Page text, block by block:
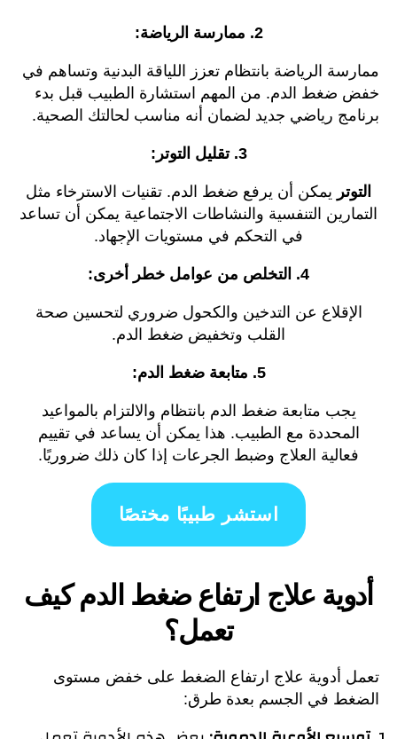
2. ممارسة الرياضة:
ممارسة الرياضة بانتظام تعزز اللياقة البدنية وتساهم في
خفض ضغط الدم. من المهم استشارة الطبيب قبل بدء
برنامج رياضي جديد لضمان أنه مناسب لحالتك الصحية.
3. تقليل التوتر:
التوتر يمكن أن يرفع ضغط الدم. تقنيات الاسترخاء مثل
التمارين التنفسية والنشاطات الاجتماعية يمكن أن تساعد
في التحكم في مستويات الإجهاد.
4. التخلص من عوامل خطر أخرى:
الإقلاع عن التدخين والكحول ضروري لتحسين صحة
القلب وتخفيض ضغط الدم.
5. متابعة ضغط الدم:
يجب متابعة ضغط الدم بانتظام والالتزام بالمواعيد
المحددة مع الطبيب. هذا يمكن أن يساعد في تقييم
فعالية العلاج وضبط الجرعات إذا كان ذلك ضروريًا.
استشر طبيبًا مختصًا
أدوية علاج ارتفاع ضغط الدم كيف
تعمل؟
تعمل أدوية علاج ارتفاع الضغط على خفض مستوى
الضغط في الجسم بعدة طرق: